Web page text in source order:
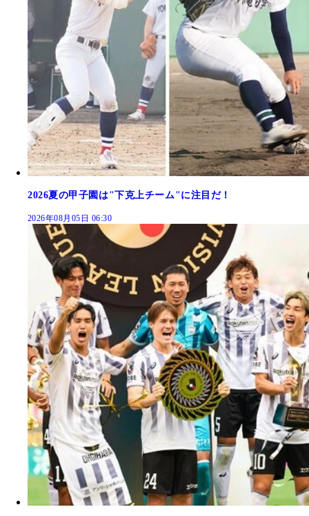
2026夏の甲子園は"下克上チーム"に注目だ！
2026年08月05日 06:30